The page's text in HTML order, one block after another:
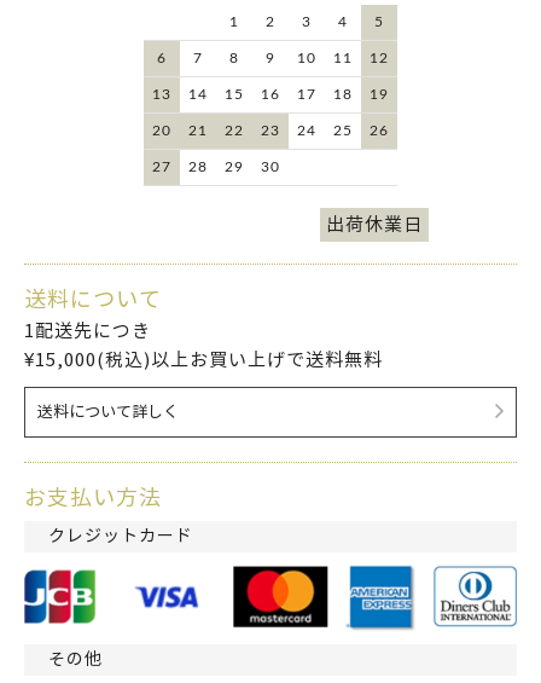
1 2 3 4 5
6 7 8 9 10 11 12
13 14 15 16 17 18 19
20 21 22 23 24 25 26
27 28 29 30
出荷休業日
送料について
1配送先につき
¥15,000(税込)以上お買い上げで送料無料
送料について詳しく
お支払い方法
クレジットカード
その他